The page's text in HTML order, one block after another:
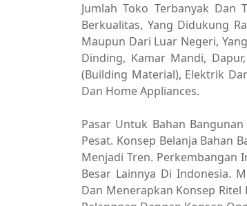
Jumlah Toko Terbanyak Dan
Berkualitas, Yang Didukung
Maupun Dari Luar Negeri,
Dinding, Kamar Mandi,
(Building Material), Elektrik
Dan Home Appliances.
Pasar Untuk Bahan
Pesat. Konsep Belanja Bahan
Menjadi Tren. Perkembangan
Besar Lainnya Di Indonesia.
Dan Menerapkan Konsep